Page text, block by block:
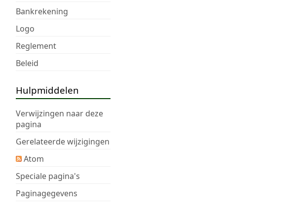
Bankrekening
Logo
Reglement
Beleid
Hulpmiddelen
Verwijzingen naar deze
pagina
Gerelateerde wijzigingen
Atom
Speciale pagina's
Paginagegevens